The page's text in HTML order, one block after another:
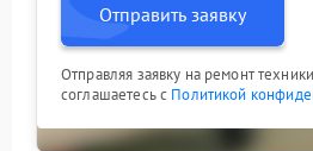
Отправить заявку
Отправляя заявку на ремонт
соглашаетесь с Политикой